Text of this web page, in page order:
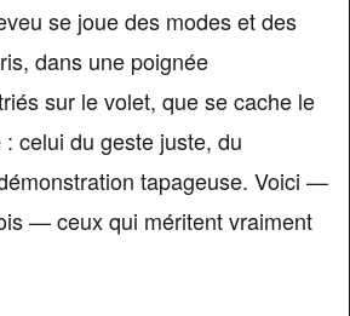
se joue des modes et des
dans une poignée
sur le volet, que se cache le
celui du geste juste, du
tapageuse. Voici —
— ceux qui méritent vraiment